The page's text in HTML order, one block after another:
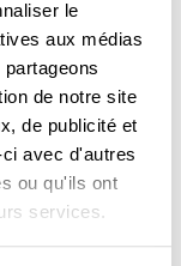
le
aux médias
de notre site
de publicité et
avec d'autres
ou qu'ils ont
services.
leur
se
restaurant